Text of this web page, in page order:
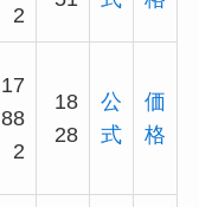
2
17
88
2
18
28
公
式
価
格